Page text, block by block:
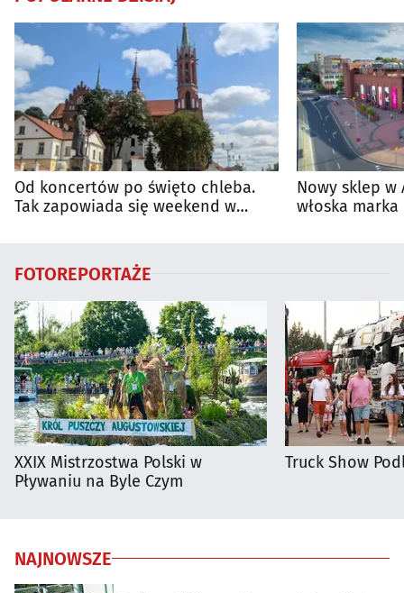
Od koncertów po święto chleba.
Tak zapowiada się weekend w
Nowy sklep w
włoska
FOTOREPORTAŻE
XXIX Mistrzostwa Polski w
Pływaniu na Byle Czym
Truck Show
NAJNOWSZE